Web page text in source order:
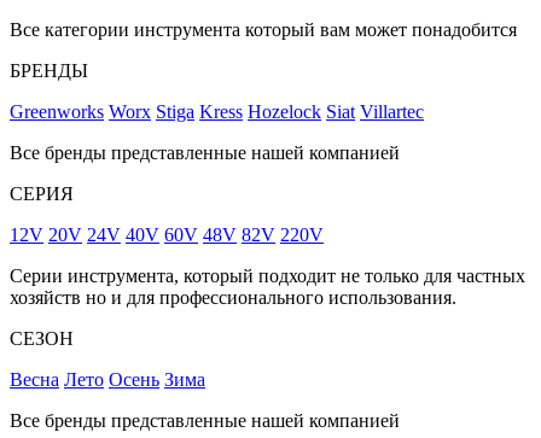
Все категории инструмента который вам может понадобится
БРЕНДЫ
Greenworks Worx Stiga Kress Hozelock Siat Villartec
Все бренды представленные нашей компанией
СЕРИЯ
12V 20V 24V 40V 60V 48V 82V 220V
Серии инструмента, который подходит не только для частных
хозяйств но и для профессионального использования.
СЕЗОН
Весна Лето Осень Зима
Все бренды представленные нашей компанией